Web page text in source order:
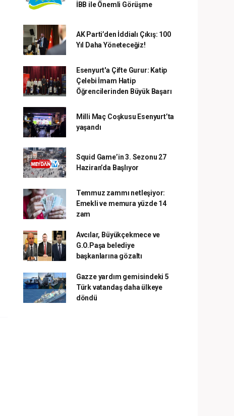
İBB ile Önemli Görüşme
AK Parti’den İddialı Çıkış: 100
Yıl Daha Yöneteceğiz!
Esenyurt'a Çifte Gurur: Katip
Çelebi İmam Hatip
Öğrencilerinden Büyük Başarı
Milli Maç Coşkusu Esenyurt’ta
yaşandı
Squid Game’in 3. Sezonu 27
Haziran’da Başlıyor
Temmuz zammı netleşiyor:
Emekli ve memura yüzde 14
zam
Avcılar, Büyükçekmece ve
G.O.Paşa belediye
başkanlarına gözaltı
Gazze yardım gemisindeki 5
Türk vatandaş daha ülkeye
döndü